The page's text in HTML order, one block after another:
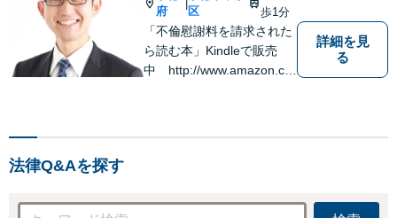
府
|
区
歩1分
「不倫慰謝料を請求された
ら読む本」Kindleで販売
中 http://www.amazon.co.
詳細を見
る
法律Q&Aを探す